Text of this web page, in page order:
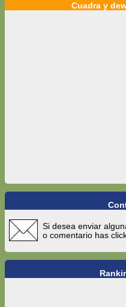
Cuadra y
Si desea enviar
o comentario has